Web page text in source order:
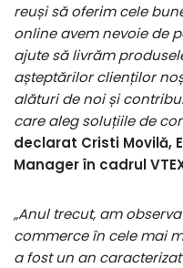
reuși să oferim cele
online avem nevoie de
ajute să livrăm
așteptărilor clienților
alături de noi și
care aleg soluțiile de
declarat Cristi Movilă,
Manager în cadrul
„Anul trecut, am
commerce în cele mai
a fost un an